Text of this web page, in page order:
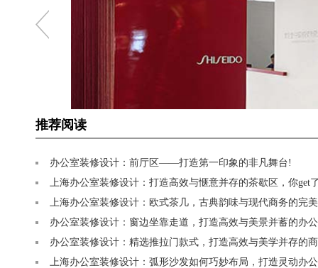
推荐阅读
办公室装修设计：前厅区——打造第一印象的非凡舞台!
上海办公室装修设计：打造高效与惬意并存的茶歇区，你get
上海办公室装修设计：欧式茶几，古典韵味与现代商务的完
办公室装修设计：窗边坐靠走道，打造高效与美景并蓄的办
办公室装修设计：精选推拉门款式，打造高效与美学并存的
上海办公室装修设计：弧形沙发如何巧妙布局，打造灵动办